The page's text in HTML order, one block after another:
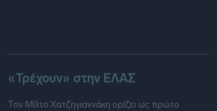
«Τρέχουν» στην ΕΛΑΣ
Τον Μίλτο Χατζηγιαννάκη ορίζει ως πρώτο